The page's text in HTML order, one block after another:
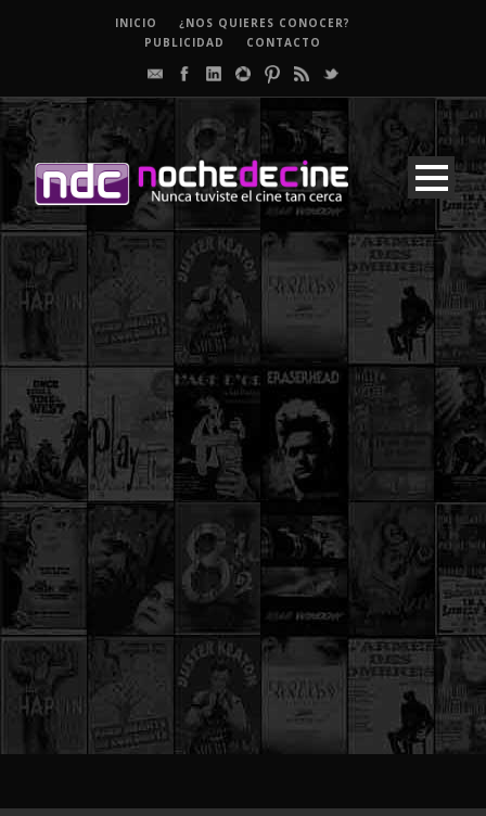
INICIO
¿NOS QUIERES CONOCER?
PUBLICIDAD
CONTACTO